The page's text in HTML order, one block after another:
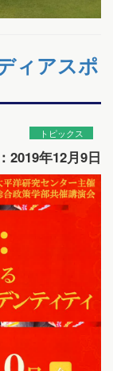
ィアスポ
トピックス
2019年12月9日